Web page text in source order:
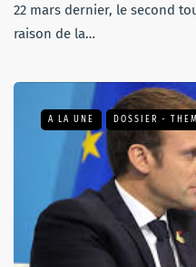
22 mars dernier, le second
raison de la…
A LA UNE DOSSIER -